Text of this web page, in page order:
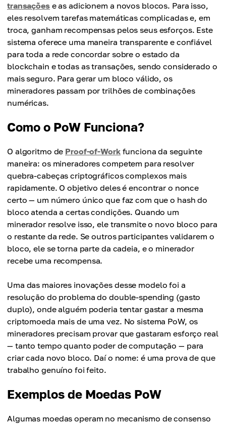
transaçõese as adicionem a novos blocos. Para isso,
eles resolvem tarefas matemáticas complicadas e, em
troca, ganham recompensas pelos seus esforços. Este
sistema oferece uma maneira transparente e confiável
para toda a rede concordar sobre o estado da
blockchain e todas as transações, sendo considerado o
mais seguro. Para gerar um bloco válido, os
mineradores passam por trilhões de combinações
numéricas.
Como o PoW Funciona?
O algoritmo de Proof-of-Workfunciona da seguinte
maneira: os mineradores competem para resolver
quebra-cabeças criptográficos complexos mais
rapidamente. O objetivo deles é encontrar o nonce
certo — um número único que faz com que o hash do
bloco atenda a certas condições. Quando um
minerador resolve isso, ele transmite o novo bloco para
o restante da rede. Se outros participantes validarem o
bloco, ele se torna parte da cadeia, e o minerador
recebe uma recompensa.
Uma das maiores inovações desse modelo foi a
resolução do problema do double-spending (gasto
duplo), onde alguém poderia tentar gastar a mesma
criptomoeda mais de uma vez. No sistema PoW, os
mineradores precisam provar que gastaram esforço real
— tanto tempo quanto poder de computação — para
criar cada novo bloco. Daí o nome: é uma prova de que
trabalho genuíno foi feito.
Exemplos de Moedas PoW
Algumas moedas operam no mecanismo de consenso